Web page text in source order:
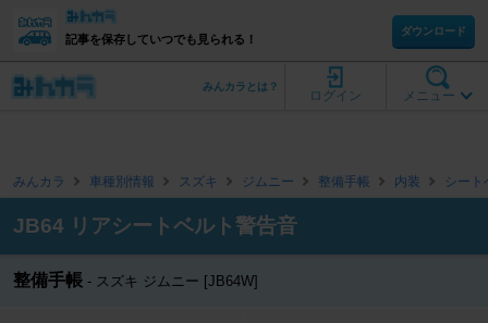
記事を保存していつでも見られる！
ダウンロード
メニュー
ログイン
みんカラとは？
みんカラ 車種別情報 スズキ ジムニー 整備手帳 内装 シート
JB64 リアシートベルト警告音
整備手帳 スズキ ジムニー [JB64W]